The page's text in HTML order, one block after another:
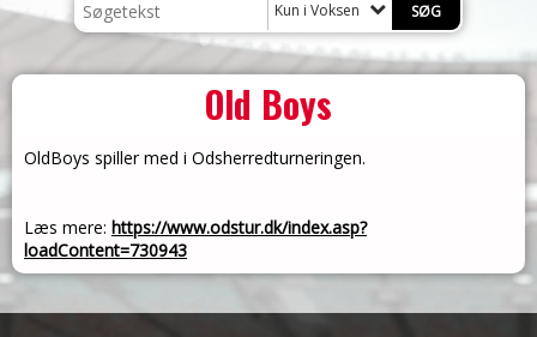
Kun i Voksen
Old Boys
OldBoys spiller med i Odsherredturneringen.
Læs mere: https://www.odstur.dk/index.asp?
loadContent=730943